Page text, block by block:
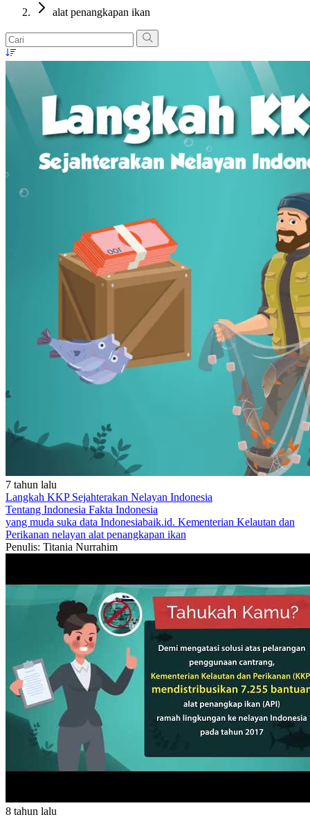
alat penangkapan ikan
7 tahun lalu
Langkah KKP Sejahterakan Nelayan Indonesia
Tentang Indonesia Fakta Indonesia
yang muda suka data Indonesiabaik.id. Kementerian Kelautan dan
Perikanan nelayan alat penangkapan ikan
Penulis: Titania Nurrahim
8 tahun lalu